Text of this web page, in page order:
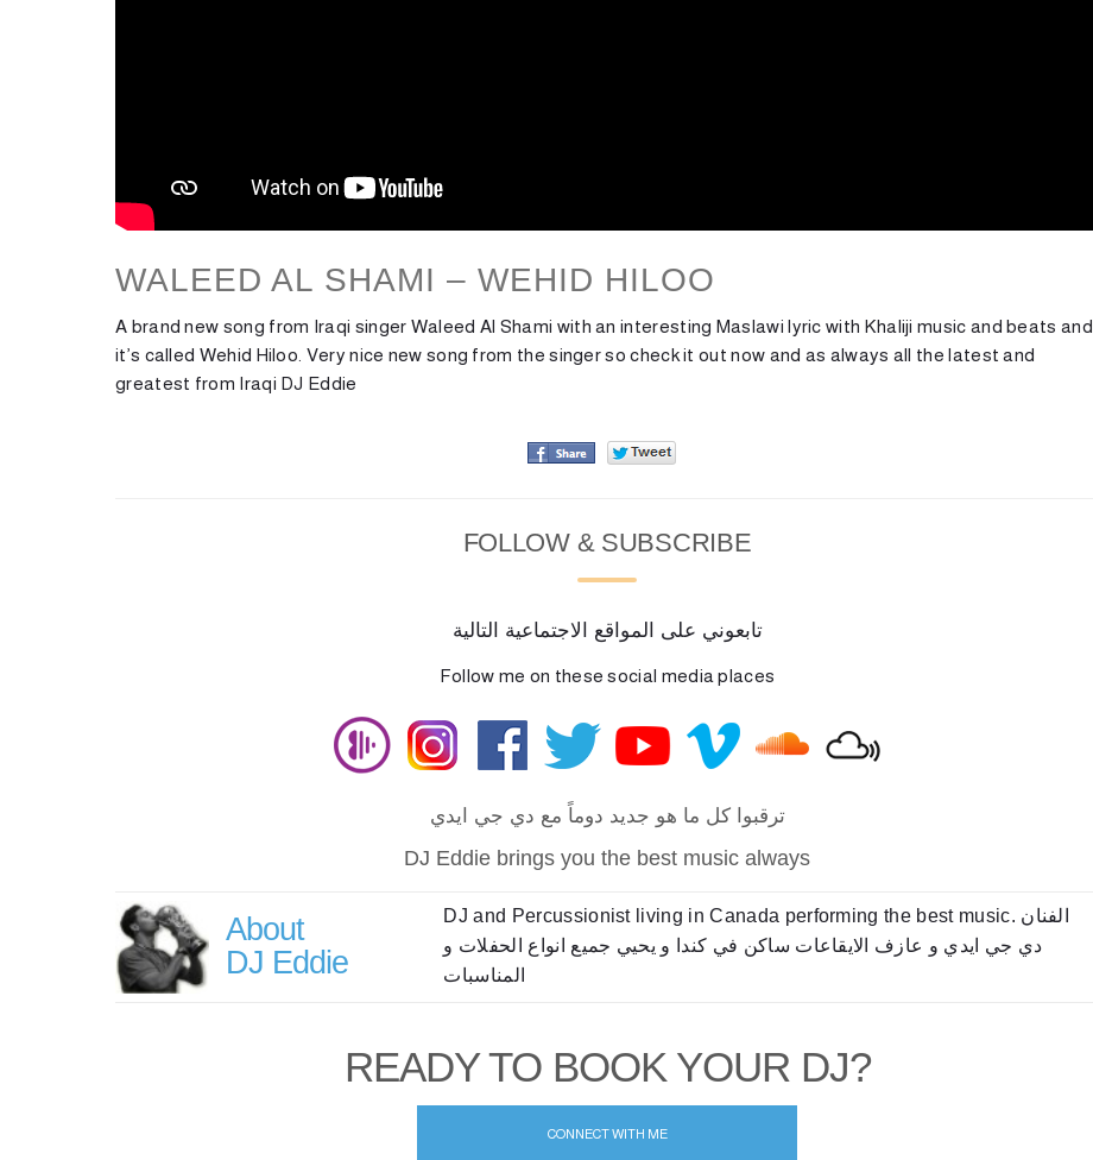
WALEED AL SHAMI – WEHID HILOO
A brand new song from Iraqi singer Waleed Al Shami with an interesting Maslawi lyric with Khaliji music and beats and
it’s called Wehid Hiloo. Very nice new song from the singer so check it out now and as always all the latest and
greatest from Iraqi DJ Eddie
FOLLOW & SUBSCRIBE
تابعوني على المواقع الاجتماعية التالية
Follow me on these social media places
ترقبوا كل ما هو جديد دوماً مع دي جي ايدي
DJ Eddie brings you the best music always
About
DJ Eddie
DJ and Percussionist living in Canada performing the best music. الفنان
دي جي ايدي و عازف الايقاعات ساكن في كندا و يحيي جميع انواع الحفلات و
المناسبات
READY TO BOOK YOUR DJ?
CONNECT WITH ME